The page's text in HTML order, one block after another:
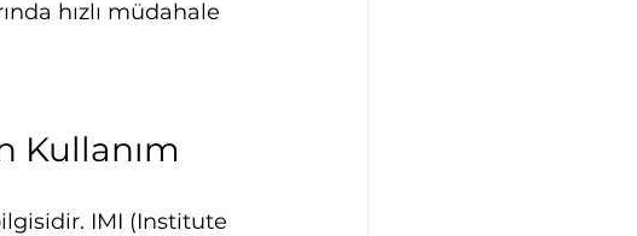
hızlı müdahale
Kullanım
IMI (Institute